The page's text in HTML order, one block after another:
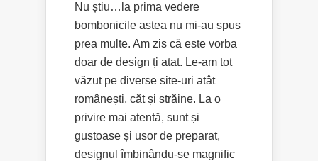
Nu știu…la prima vedere
bombonicile astea nu mi-au spus
prea multe. Am zis că este vorba
doar de design ți atat. Le-am tot
văzut pe diverse site-uri atât
românești, căt și străine. La o
privire mai atentă, sunt și
gustoase și usor de preparat,
designul îmbinându-se magnific